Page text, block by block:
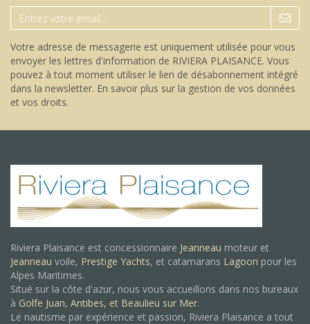
Votre adresse de messagerie est uniquement utilisée pour vous
envoyer les lettres d'information de RIVIERA PLAISANCE. Vous
pouvez à tout moment utiliser le lien de désabonnement intégré
dans la newsletter. En savoir plus sur la gestion de vos données
et vos droits.
Riviera Plaisance est concessionnaire Jeanneau moteur et
Jeanneau voile, Prestige Yachts, et catamarans Lagoon pour les
Alpes Maritimes.
Situé sur la côte d'azur, nous vous accueillons dans nos bureaux
à Golfe Juan, Antibes, et Beaulieu sur Mer.
Le nautisme par expérience et passion, Riviera Plaisance a tout